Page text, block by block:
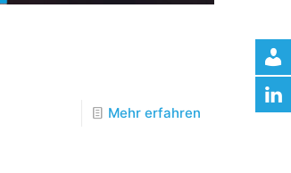
Mehr erfahren